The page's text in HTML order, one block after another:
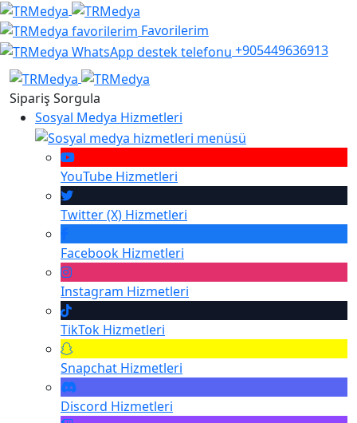
Favorilerim
+905449636913
Sipariş Sorgula
Sosyal Medya Hizmetleri
YouTube Hizmetleri
Twitter (X) Hizmetleri
Facebook Hizmetleri
Instagram Hizmetleri
TikTok Hizmetleri
Snapchat Hizmetleri
Discord Hizmetleri